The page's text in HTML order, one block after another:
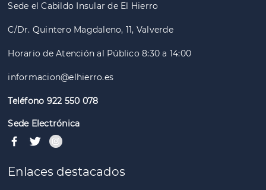
Sede el Cabildo Insular de El Hierro
C/Dr. Quintero Magdaleno, 11, Valverde
Horario de Atención al Público 8:30 a 14:00
informacion@elhierro.es
Teléfono 922 550 078
Sede Electrónica
Enlaces destacados